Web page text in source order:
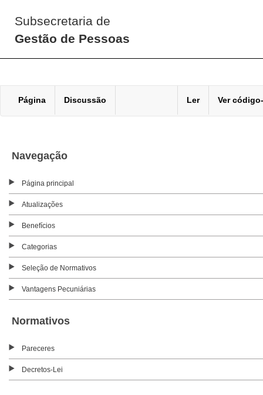
Subsecretaria de
Gestão de Pessoas
Página Discussão Ler Ver
Navegação
Página principal
Atualizações
Benefícios
Categorias
Seleção de Normativos
Vantagens Pecuniárias
Normativos
Pareceres
Decretos-Lei